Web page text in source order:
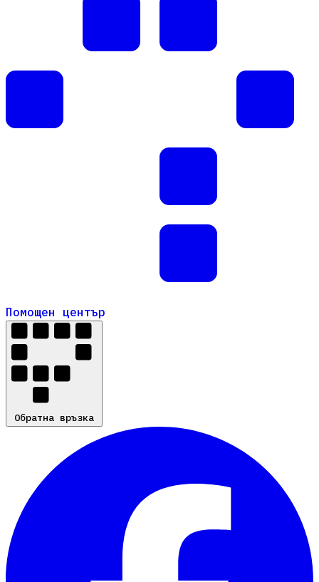
Помощен център
Помощен център
Обратна връзка
Обратна връзка